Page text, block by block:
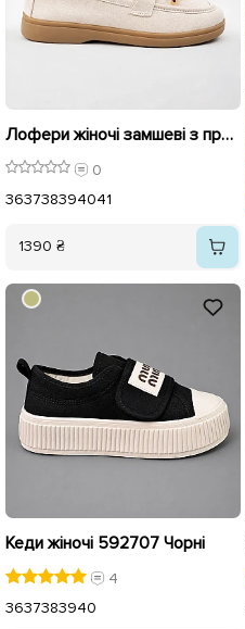
Лофери жіночі замшеві з прикрасами 595991 Бежеві
0
363738394041
1390 ₴
Кеди жіночі 592707 Чорні
4
3637383940